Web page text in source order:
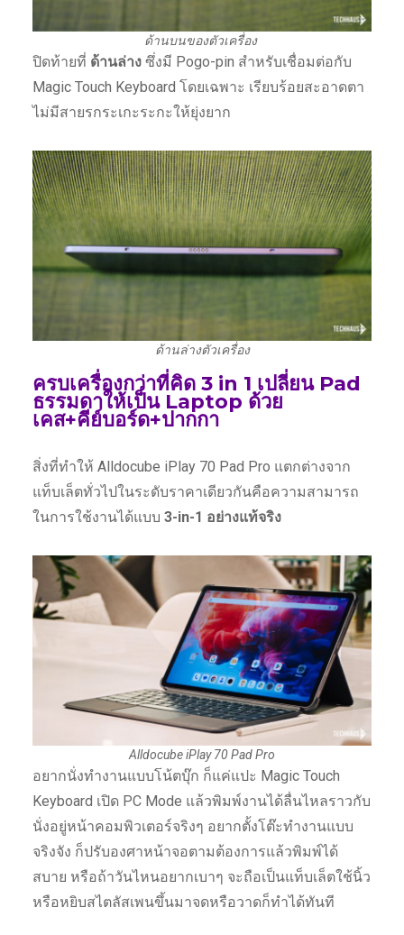
ด้านบนของตัวเครื่อง
ปิดท้ายที่ ด้านล่างซึ่งมี Pogo-pin สำหรับเชื่อมต่อกับ
Magic Touch Keyboard โดยเฉพาะ เรียบร้อยสะอาดตา
ไม่มีสายรกระเกะระกะให้ยุ่งยาก
ด้านล่างตัวเครื่อง
ครบเครื่องกว่าที่คิด 3 in 1 เปลี่ยน Pad
ธรรมดาให้เป็น Laptop ด้วย
เคส+คีย์บอร์ด+ปากกา
สิ่งที่ทำให้ Alldocube iPlay 70 Pad Pro แตกต่างจาก
แท็บเล็ตทั่วไปในระดับราคาเดียวกันคือความสามารถ
ในการใช้งานได้แบบ 3-in-1 อย่างแท้จริง
Alldocube iPlay 70 Pad Pro
อยากนั่งทำงานแบบโน้ตบุ๊ก ก็แค่แปะ Magic Touch
Keyboard เปิด PC Mode แล้วพิมพ์งานได้ลื่นไหลราวกับ
นั่งอยู่หน้าคอมพิวเตอร์จริงๆ อยากตั้งโต๊ะทำงานแบบ
จริงจัง ก็ปรับองศาหน้าจอตามต้องการแล้วพิมพ์ได้
สบาย หรือถ้าวันไหนอยากเบาๆ จะถือเป็นแท็บเล็ตใช้นิ้ว
หรือหยิบสไตลัสเพนขึ้นมาจดหรือวาดก็ทำได้ทันที